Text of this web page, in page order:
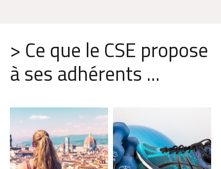
> Ce que le CSE propose
à ses adhérents ...